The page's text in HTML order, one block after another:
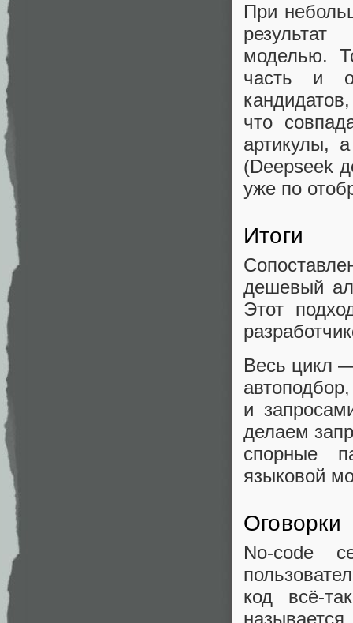
При
моделью.
часть и
что
артикулы,
(Deepseek
уже по
Итоги
дешевый
Этот
Весь цикл
и
делаем
спорные
языковой
Оговорки
No-code
код всё-